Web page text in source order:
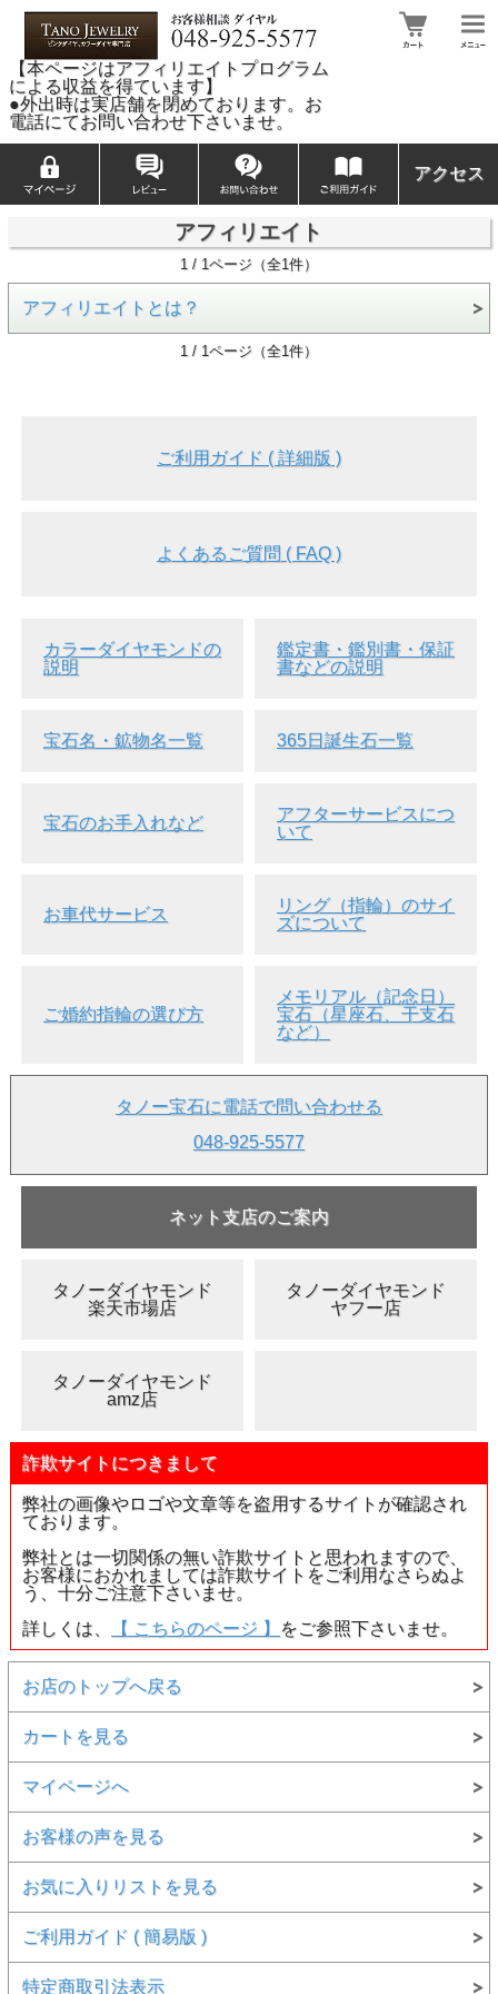
【本ページはアフィリエイトプログラム
による収益を得ています】
●外出時は実店舗を閉めております。お
電話にてお問い合わせ下さいませ。
アクセス
アフィリエイト
1 / 1ページ（全1件）
アフィリエイトとは？
1 / 1ページ（全1件）
ご利用ガイド ( 詳細版 )
よくあるご質問 ( FAQ )
カラーダイヤモンドの
説明
鑑定書・鑑別書・保証
書などの説明
宝石名・鉱物名一覧 365日誕生石一覧
宝石のお手入れなど
アフターサービスにつ
いて
お車代サービス
リング（指輪）のサイ
ズについて
ご婚約指輪の選び方
メモリアル（記念日）
宝石（星座石、干支石
など）
タノー宝石に電話で問い合わせる
048-925-5577
ネット支店のご案内
タノーダイヤモンド
楽天市場店
タノーダイヤモンド
ヤフー店
タノーダイヤモンド
amz店
詐欺サイトにつきまして
弊社の画像やロゴや文章等を盗用するサイトが確認され
ております。
弊社とは一切関係の無い詐欺サイトと思われますので、
お客様におかれましては詐欺サイトをご利用なさらぬよ
う、十分ご注意下さいませ。
詳しくは、
【 こちらのページ 】 をご参照下さいませ。
お店のトップへ戻る
カートを見る
マイページへ
お客様の声を見る
お気に入りリストを見る
ご利用ガイド ( 簡易版 )
特定商取引法表示